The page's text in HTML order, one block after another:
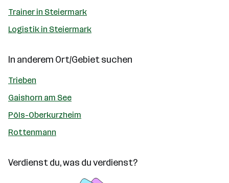
Trainer in Steiermark
Logistik in Steiermark
In anderem Ort/Gebiet suchen
Trieben
Gaishorn am See
Pöls-Oberkurzheim
Rottenmann
Verdienst du, was du verdienst?